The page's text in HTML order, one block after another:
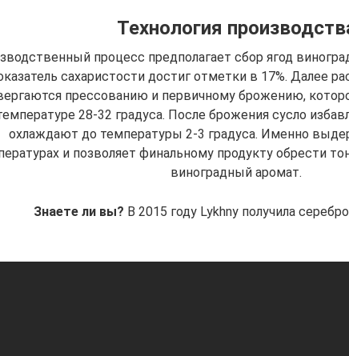
Технология
процесс предполагает сбор ягод
сахаристости достиг отметки в 17%. Далее
прессованию и первичному брожению,
28-32 градуса. После брожения сусло
охлаждают до температуры 2-3 градуса. Именно
и позволяет финальному продукту обрести
виноградный аромат.
Знаете ли вы? В 2015 году Lykhny получила